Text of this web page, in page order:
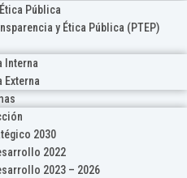
Pública
y Ética Pública (PTEP)
Interna
Externa
2030
2022
2023 – 2026